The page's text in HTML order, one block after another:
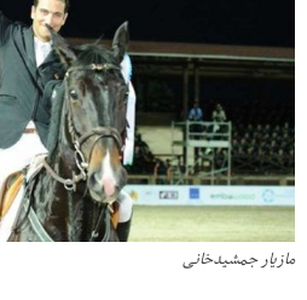
مازیار جمشیدخانی